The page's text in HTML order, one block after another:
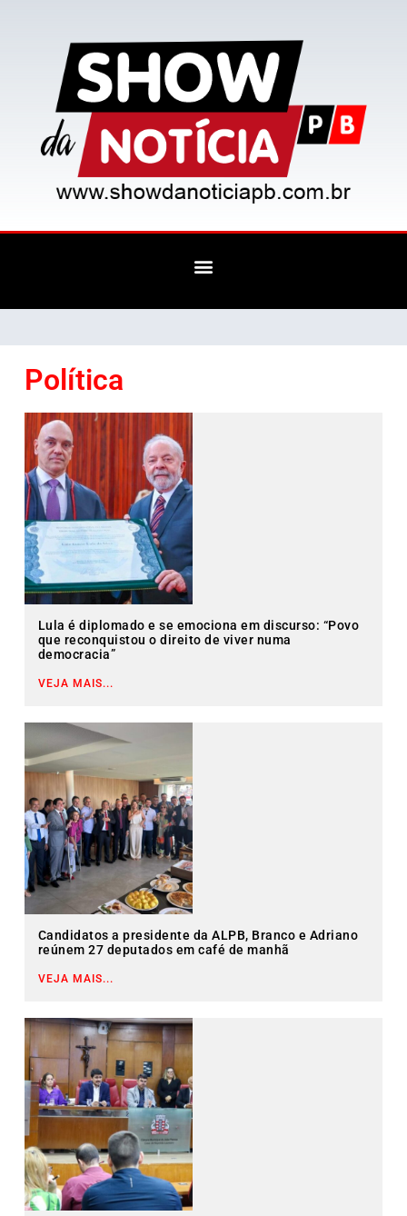
Política
Lula é diplomado e se emociona em discurso: “Povo
que reconquistou o direito de viver numa
democracia”
VEJA MAIS...
Candidatos a presidente da ALPB, Branco e Adriano
reúnem 27 deputados em café de manhã
VEJA MAIS...